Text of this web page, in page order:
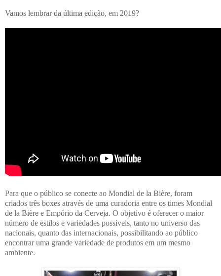
Vamos lembrar da última edição, em 2019?
Para que o público se conecte ao Mondial de la Bière, foram
criados três boxes através de uma curadoria entre os times Mondial
de la Bière e Empório da Cerveja. O objetivo é oferecer o maior
número de estilos e variedades possíveis, tanto no universo das
nacionais, quanto das internacionais, possibilitando ao público
encontrar uma grande variedade de produtos em um mesmo
ambiente.